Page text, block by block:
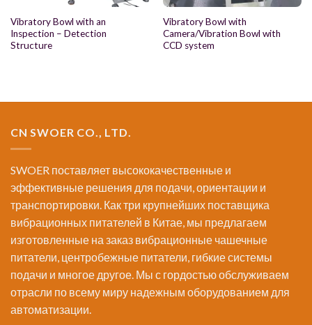
Vibratory Bowl with an
Inspection – Detection
Structure
Vibratory Bowl with
Camera/Vibration Bowl with
CCD system
CN SWOER CO., LTD.
SWOER поставляет высококачественные и
эффективные решения для подачи, ориентации и
транспортировки. Как три крупнейших поставщика
вибрационных питателей в Китае, мы предлагаем
изготовленные на заказ вибрационные чашечные
питатели, центробежные питатели, гибкие системы
подачи и многое другое. Мы с гордостью обслуживаем
отрасли по всему миру надежным оборудованием для
автоматизации.